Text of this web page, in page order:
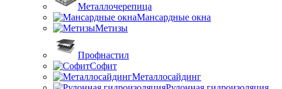
Металлочерепица
Мансардные окна
Метизы
Профнастил
Софит
Металлосайдинг